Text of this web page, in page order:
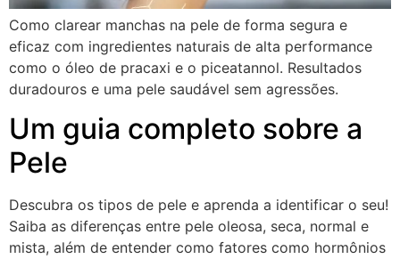
Como clarear manchas na pele de forma segura e
eficaz com ingredientes naturais de alta performance
como o óleo de pracaxi e o piceatannol. Resultados
duradouros e uma pele saudável sem agressões.
Um guia completo sobre a
Pele
Descubra os tipos de pele e aprenda a identificar o seu!
Saiba as diferenças entre pele oleosa, seca, normal e
mista, além de entender como fatores como hormônios